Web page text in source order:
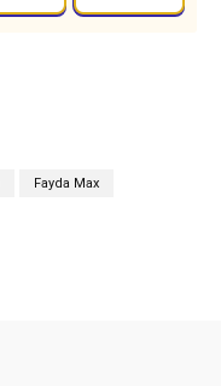
Fayda Max